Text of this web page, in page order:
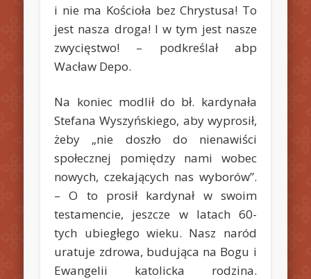
i nie ma Kościoła bez Chrystusa! To
jest nasza droga! I w tym jest nasze
zwycięstwo! – podkreślał abp
Wacław Depo.
Na koniec modlił do bł. kardynała
Stefana Wyszyńskiego, aby wyprosił,
żeby „nie doszło do nienawiści
społecznej pomiędzy nami wobec
nowych, czekających nas wyborów”.
– O to prosił kardynał w swoim
testamencie, jeszcze w latach 60-
tych ubiegłego wieku. Nasz naród
uratuje zdrowa, budująca na Bogu i
Ewangelii katolicka rodzina.